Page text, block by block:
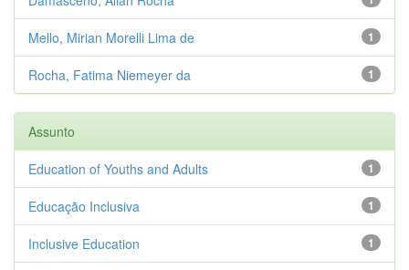
1
Mello, Mirian Morelli Lima de
1
Rocha, Fatima Niemeyer da
Assunto
1
Education of Youths and Adults
1
Educação Inclusiva
1
Inclusive Education